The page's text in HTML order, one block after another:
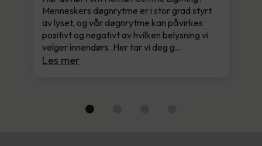
Menneskers døgnrytme er i stor grad styrt
av lyset, og vår døgnrytme kan påvirkes
positivt og negativt av hvilken belysning vi
velger innendørs. Her tar vi deg g…
Les mer